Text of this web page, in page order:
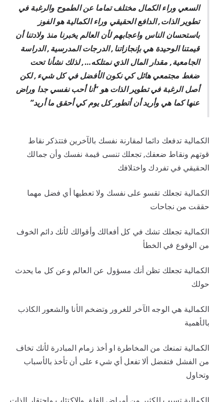
السعي وراء الكمال مختلف تماما عن الطموح والرغبة في
تطوير الذات, الدافع الحقيقي وراء الكمالية هو الفوز
باستحسان الناس واعجابهم لأن العالم يخبرنا منذ ولادتنا أن
قيمتنا الوحيدة هي بإنجازاتنا, الدرجات المدرسية, الدراسة
الجامعية, مقدار المال الذي نمتلكه…, لذلك نشأنا تحت
ضغط مجتمعي هائل كي نكون الأفضل في كل شيء, لكن
أصل الرغبة في تطوير الذات هو “أنا أحب نفسي جدا وراض
عنها كما هي وأريد أن أتطور كل يوم كي أحقق ما أريد”
الكمالية تدفعك دائما لمقارنة نفسك بالآخرين فتتذكر نقاط
قوتهم ونقاط ضعفك, تجعلك تنسى قيمة نفسك وأن جمالك
الحقيقي في تفردك واختلافك
الكمالية تجعلك تقسو على نفسك ولا تعطيها أي فضل مهما
حققت من نجاحات
الكمالية تجعلك تشك في كل أفعالك وأقوالك لأنك دائم الخوف
من الوقوع في الخطأ
الكمالية تجعلك تظن أنك مسؤول عن العالم وعن كل ما يحدث
حولك
الكمالية هي الوجه الآخر للغرور وتضخم الأنا والشعور الكاذب
بالأهمية
الكمالية تمنعك من المخاطرة او أخذ زمام المبادرة لأنك تخاف
من الفشل فتفضل ألا تفعل أي شيء على أن تأخذ بالأسباب
وتحاول